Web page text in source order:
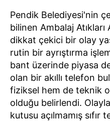
Pendik Belediyesi'nin
bilinen Ambalaj Atıkları
dikkat çekici bir olay
rutin bir ayrıştırma
bant üzerinde piyasa
olan bir akıllı telefon
fiziksel hem de teknik
olduğu belirlendi.
kutusu açılmamış